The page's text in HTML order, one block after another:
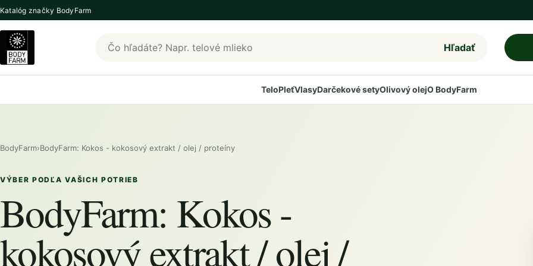
Katalóg značky BodyFarm
Hľadať produkty BodyFarm
Hľadať
TeloPleťVlasyDarčekové setyOlivový olejO BodyFarm
BodyFarm›BodyFarm: Kokos - kokosový extrakt / olej / proteíny
VÝBER PODĽA VAŠICH POTRIEB
BodyFarm: Kokos -
kokosový extrakt / olej /